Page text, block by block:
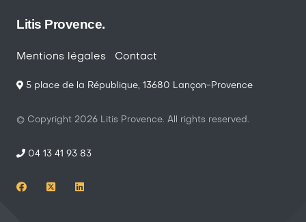
Litis Provence.
Mentions légales Contact
5 place de la République, 13680 Lançon-Provence
© Copyright 2026 Litis Provence. All rights reserved.
04 13 41 93 83